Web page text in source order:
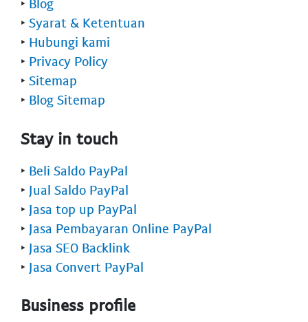
‣ Syarat & Ketentuan
‣ Hubungi kami
‣ Privacy Policy
‣ Sitemap
‣ Blog Sitemap
Stay in touch
‣ Beli Saldo PayPal
‣ Jual Saldo PayPal
‣ Jasa top up PayPal
‣ Jasa Pembayaran Online PayPal
‣ Jasa SEO Backlink
‣ Jasa Convert PayPal
Business profile